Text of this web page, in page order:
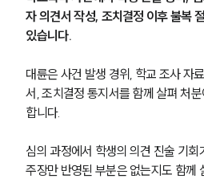
자 의견서 작성, 조치결정 이후 불복
있습니다.
대륜은 사건 발생 경위, 학교 조사 자
서, 조치결정 통지서를 함께 살펴 처
합니다.
심의 과정에서 학생의 의견 진술 기
주장만 반영된 부분은 없는지도 함께